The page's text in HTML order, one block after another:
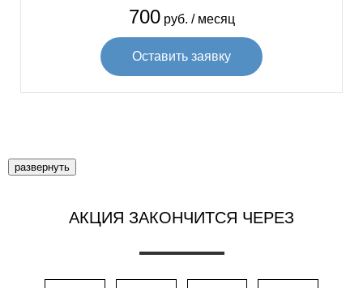
700руб. / месяц
Оставить заявку
развернуть
АКЦИЯ ЗАКОНЧИТСЯ ЧЕРЕЗ